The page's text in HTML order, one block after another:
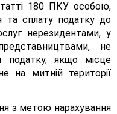
180 ПКУ особою,
та сплату податку до
нерезидентами, у
не
податку, якщо місце
на митній території
з метою нарахування